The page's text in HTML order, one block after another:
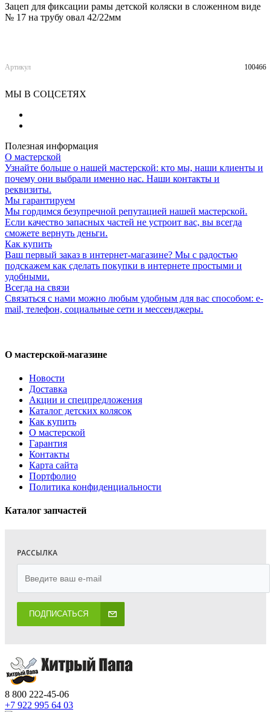
Зацеп для фиксации рамы детской коляски в сложенном виде
№ 17 на трубу овал 42/22мм
Артикул 100466
МЫ В СОЦСЕТЯХ
Полезная информация
О мастерской
Узнайте больше о нашей мастерской: кто мы, наши клиенты и
почему они выбрали именно нас. Наши контакты и
реквизиты.
Мы гарантируем
Мы гордимся безупречной репутацией нашей мастерской.
Если качество запасных частей не устроит вас, вы всегда
сможете вернуть деньги.
Как купить
Ваш первый заказ в интернет-магазине? Мы с радостью
подскажем как сделать покупки в интернете простыми и
удобными.
Всегда на связи
Связаться с нами можно любым удобным для вас способом: e-
mail, телефон, социальные сети и мессенджеры.
О мастерской-магазине
Новости
Доставка
Акции и спецпредложения
Каталог детских колясок
Как купить
О мастерской
Гарантия
Контакты
Карта сайта
Портфолио
Политика конфиденциальности
Каталог запчастей
РАССЫЛКА
ПОДПИСАТЬСЯ
8 800 222-45-06
+7 922 995 64 03